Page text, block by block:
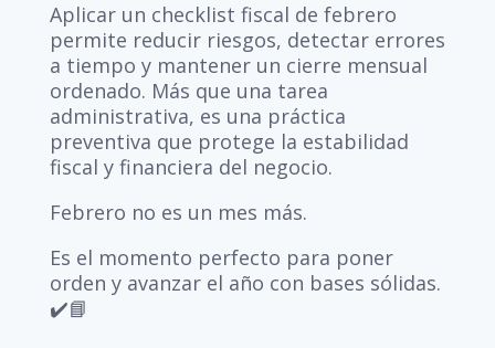
Aplicar un checklist fiscal de febrero
permite reducir riesgos, detectar errores
a tiempo y mantener un cierre mensual
ordenado. Más que una tarea
administrativa, es una práctica
preventiva que protege la estabilidad
fiscal y financiera del negocio.
Febrero no es un mes más.
Es el momento perfecto para poner
orden y avanzar el año con bases sólidas.
✔️📘